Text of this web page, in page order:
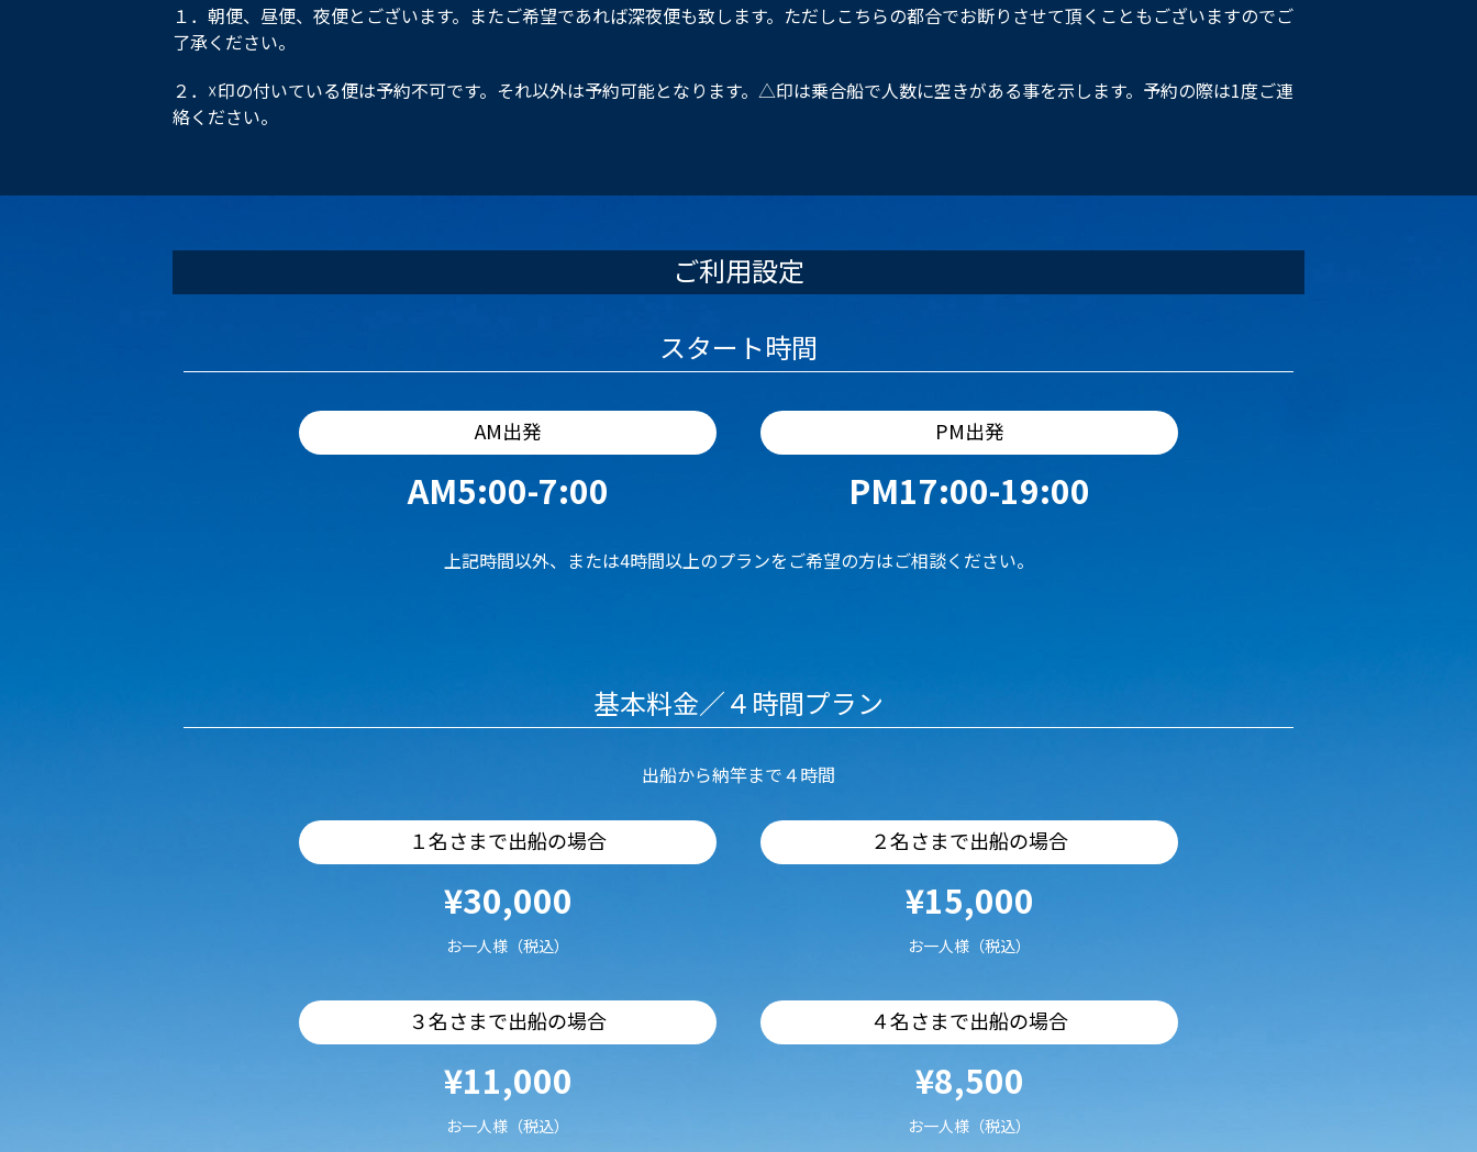
１．朝便、昼便、夜便とございます。またご希望であれば深夜便も致します。ただしこちらの都合でお断りさせて頂くこともございますのでご
了承ください。
２．☓印の付いている便は予約不可です。それ以外は予約可能となります。△印は乗合船で人数に空きがある事を示します。予約の際は1度ご連
絡ください。
ご利用設定
スタート時間
AM出発
AM5:00-7:00
PM出発
PM17:00-19:00
上記時間以外、または4時間以上のプランをご希望の方はご相談ください。
基本料金／４時間プラン
出船から納竿まで４時間
１名さまで出船の場合
¥30,000
お一人様（税込）
２名さまで出船の場合
¥15,000
お一人様（税込）
３名さまで出船の場合
¥11,000
お一人様（税込）
４名さまで出船の場合
¥8,500
お一人様（税込）